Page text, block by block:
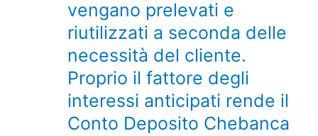
vengano prelevati e
riutilizzati a seconda delle
necessità del cliente.
Proprio il fattore degli
interessi anticipati rende il
Conto Deposito Chebanca